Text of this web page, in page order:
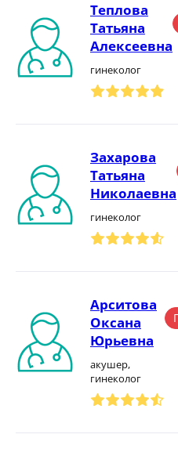
Теплова
Татьяна
Алексеевна
гинеколог
Захарова
Татьяна
Николаевна
гинеколог
Арситова
Оксана
Юрьевна
акушер,
гинеколог